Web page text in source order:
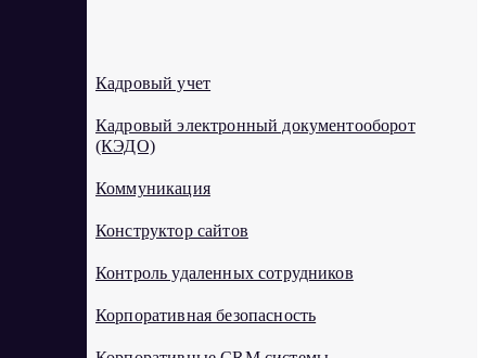
Кадровый учет
Кадровый электронный документооборот
(КЭДО)
Коммуникация
Конструктор сайтов
Контроль удаленных сотрудников
Корпоративная безопасность